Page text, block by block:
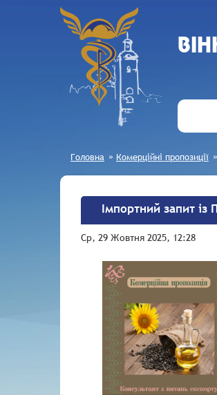
Головна » Комерційні пропозиції »
Імпортний запит із
Ср, 29 Жовтня 2025, 12:28